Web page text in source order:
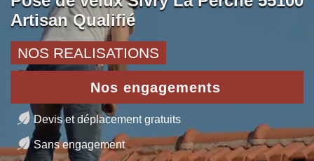
Artisan Qualifié
NOS REALISATIONS
Nos engagements
Devis et déplacement gratuits
Sans engagement